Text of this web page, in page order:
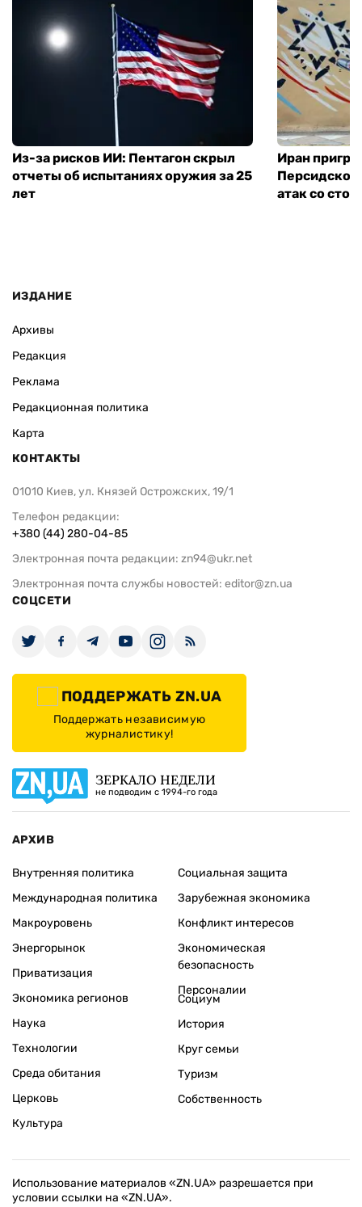
Из-за рисков ИИ: Пентагон скрыл
отчеты об испытаниях оружия за 25
лет
Иран
атак со
ИЗДАНИЕ
Архивы
Редакция
Реклама
Редакционная политика
Карта
КОНТАКТЫ
01010 Киев, ул. Князей Острожских, 19/1
Телефон редакции:
+380 (44) 280-04-85
Электронная почта редакции: zn94@ukr.net
Электронная почта службы новостей: editor@zn.ua
СОЦСЕТИ
ПОДДЕРЖАТЬ ZN.UA
Поддержать независимую
журналистику!
ЗЕРКАЛО НЕДЕЛИ
не подводим с 1994-го года
АРХИВ
Внутренняя политика
Международная политика
Макроуровень
Энергорынок
Приватизация
Экономика регионов
Социальная защита
Зарубежная экономика
Конфликт интересов
Экономическая
безопасность
Персоналии
Наука
Технологии
Среда обитания
Церковь
Культура
Социум
История
Круг семьи
Туризм
Собственность
Использование материалов «ZN.UA» разрешается при
условии ссылки на «ZN.UA».